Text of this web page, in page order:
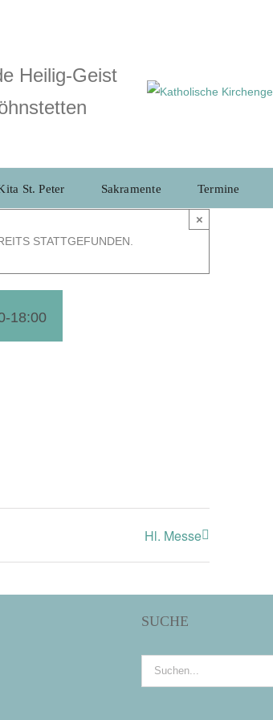
Heilig-Geist
St. Peter Sakramente Termine
STATTGEFUNDEN.
×
-18:00
Hl. Messe
SUCHE
Suche
nach: